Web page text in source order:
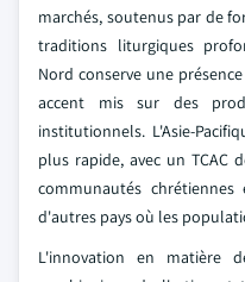
marchés, soutenus par de
traditions liturgiques
Nord conserve une
accent mis sur des
institutionnels. L'Asie-
plus rapide, avec un TCAC
communautés
d'autres pays où les
L'innovation en matière